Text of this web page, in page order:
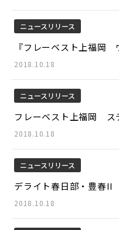
ニュースリリース
『フレーベスト上福岡
2018.10.18
ニュースリリース
フレーベスト上福岡 ス
2018.10.18
ニュースリリース
デライト春日部・豊春
2018.10.18